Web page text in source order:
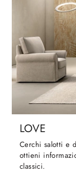
LOVE
Cerchi salotti e
ottieni
classici.